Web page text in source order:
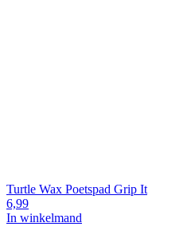
Turtle Wax Poetspad Grip It
6,99
In winkelmand